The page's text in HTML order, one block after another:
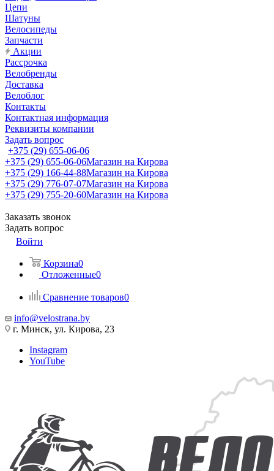
Цепи
Шатуны
Велосипеды
Запчасти
Акции
Рассрочка
Велобренды
Доставка
Велоблог
Контакты
Контактная информация
Реквизиты компании
Задать вопрос
+375 (29) 655-06-06
+375 (29) 655-06-06Магазин на Кирова
+375 (29) 166-44-88Магазин на Кирова
+375 (29) 776-07-07Магазин на Кирова
+375 (29) 755-20-60Магазин на Кирова
Заказать звонок
Задать вопрос
Войти
Корзина0
Отложенные0
Сравнение товаров0
info@velostrana.by
г. Минск, ул. Кирова, 23
Instagram
YouTube